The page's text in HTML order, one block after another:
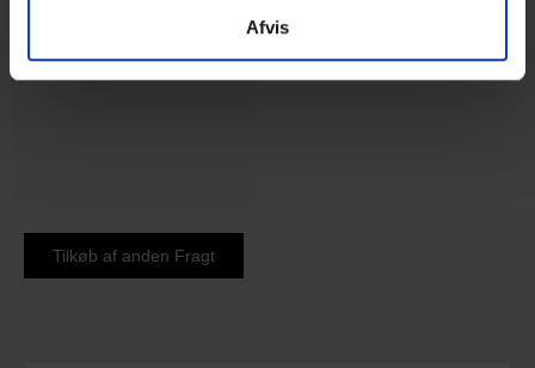
Afvis
Tilkøb af anden Fragt